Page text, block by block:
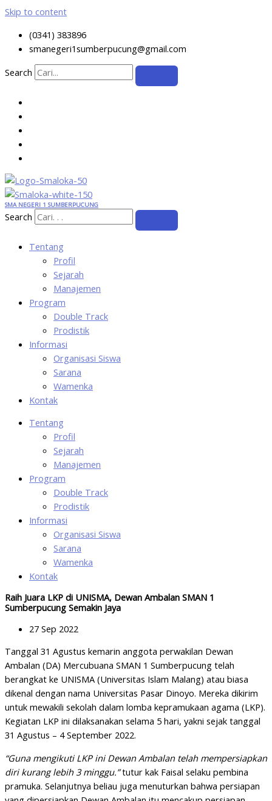
Skip to content
(0341) 383896
smanegeri1sumberpucung@gmail.com
Search
SMA NEGERI 1 SUMBERPUCUNG
Search
Tentang
Profil
Sejarah
Manajemen
Program
Double Track
Prodistik
Informasi
Organisasi Siswa
Sarana
Wamenka
Kontak
Tentang
Profil
Sejarah
Manajemen
Program
Double Track
Prodistik
Informasi
Organisasi Siswa
Sarana
Wamenka
Kontak
Raih Juara LKP di UNISMA, Dewan Ambalan SMAN 1
Sumberpucung Semakin Jaya
27 Sep 2022
Tanggal 31 Agustus kemarin anggota perwakilan Dewan
Ambalan (DA) Mercubuana SMAN 1 Sumberpucung telah
berangkat ke UNISMA (Universitas Islam Malang) atau biasa
dikenal dengan nama Universitas Pasar Dinoyo. Mereka dikirim
untuk mewakili sekolah dalam lomba kepramukaan agama (LKP).
Kegiatan LKP ini dilaksanakan selama 5 hari, yakni sejak tanggal
31 Agustus – 4 September 2022.
“Guna mengikuti LKP ini Dewan Ambalan telah mempersiapkan
diri kurang lebih 3 minggu.”tutur kak Faisal selaku pembina
pramuka. Selanjutnya beliau juga menuturkan bahwa persiapan